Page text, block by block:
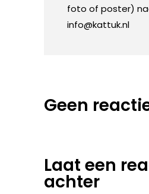
foto of poster)
info@kattuk.nl
Geen
Laat een
achter